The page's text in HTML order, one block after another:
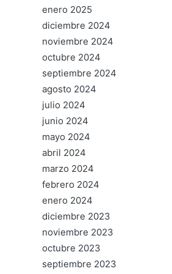
enero 2025
diciembre 2024
noviembre 2024
octubre 2024
septiembre 2024
agosto 2024
julio 2024
junio 2024
mayo 2024
abril 2024
marzo 2024
febrero 2024
enero 2024
diciembre 2023
noviembre 2023
octubre 2023
septiembre 2023